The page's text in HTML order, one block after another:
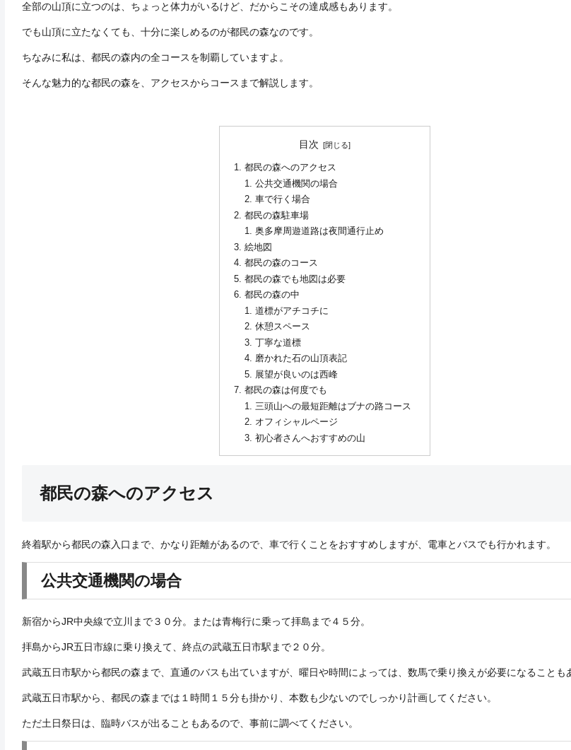
全部の山頂に立つのは、ちょっと体力がいるけど、だからこその達成感もあります。
でも山頂に立たなくても、十分に楽しめるのが都民の森なのです。
ちなみに私は、都民の森内の全コースを制覇していますよ。
そんな魅力的な都民の森を、アクセスからコースまで解説します。
目次
都民の森へのアクセス
公共交通機関の場合
車で行く場合
都民の森駐車場
奥多摩周遊道路は夜間通行止め
絵地図
都民の森のコース
都民の森でも地図は必要
都民の森の中
道標がアチコチに
休憩スペース
丁寧な道標
磨かれた石の山頂表記
展望が良いのは西峰
都民の森は何度でも
三頭山への最短距離はブナの路コース
オフィシャルページ
初心者さんへおすすめの山
都民の森へのアクセス
終着駅から都民の森入口まで、かなり距離があるので、車で行くことをおすすめしますが、電車とバスでも行かれます。
公共交通機関の場合
新宿からJR中央線で立川まで３０分。または青梅行に乗って拝島まで４５分。
拝島からJR五日市線に乗り換えて、終点の武蔵五日市駅まで２０分。
武蔵五日市駅から都民の森まで、直通のバスも出ていますが、曜日や時間によっては、数馬で乗り換えが必要になることも
武蔵五日市駅から、都民の森までは１時間１５分も掛かり、本数も少ないのでしっかり計画してください。
ただ土日祭日は、臨時バスが出ることもあるので、事前に調べてください。